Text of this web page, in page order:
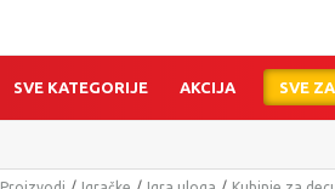
SVE KATEGORIJE AKCIJA SVE
Isporuku